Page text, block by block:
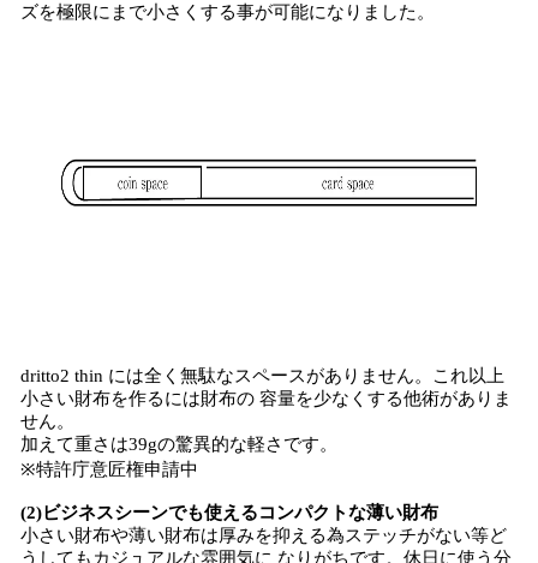
ズを極限にまで小さくする事が可能になりました。
dritto2 thin には全く無駄なスペースがありません。これ以上
小さい財布を作るには財布の 容量を少なくする他術がありま
せん。
加えて重さは39gの驚異的な軽さです。
※特許庁意匠権申請中
(2)ビジネスシーンでも使えるコンパクトな薄い財布
小さい財布や薄い財布は厚みを抑える為ステッチがない等ど
うしてもカジュアルな雰囲気に なりがちです。休日に使う分